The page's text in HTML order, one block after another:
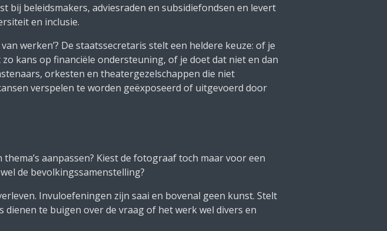
beleidsmakers, adviesraden en subsidiefondsen en levert
en inclusie.
werken’? De staatssecretaris stelt een heldere keuze: of je
kans op financiële ondersteuning, of je doet dat niet en dan
orkesten en theatergezelschappen die niet
verspelen te worden geëxposeerd of uitgevoerd door
aanpassen? Kiest de fotograaf toch maar voor een
de bevolkingssamenstelling?
Invuloefeningen zijn saai en bovenal geen kunst. Stelt
te buigen over de vraag of het werk wel divers en